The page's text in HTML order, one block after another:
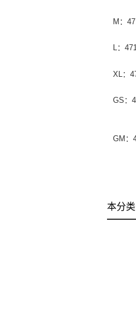
M：
L：
XL：
GS：
GM：
本分